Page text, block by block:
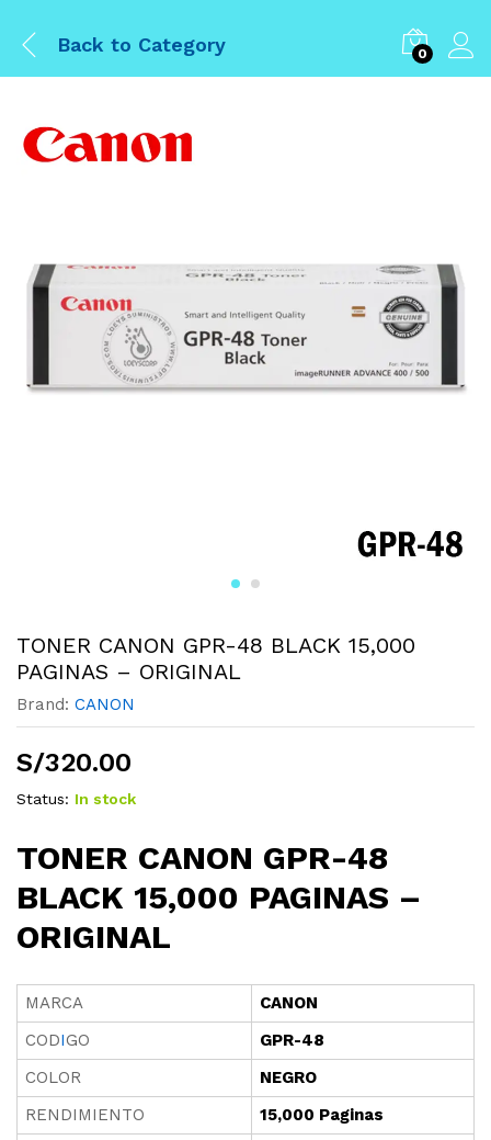
Back to Category 0
TONER CANON GPR-48 BLACK 15,000
PAGINAS – ORIGINAL
Brand: CANON
S/320.00
Status: In stock
TONER CANON GPR-48
BLACK 15,000 PAGINAS –
ORIGINAL
MARCA
CANON
CODIGO
GPR-48
COLOR
NEGRO
RENDIMIENTO
15,000 Paginas